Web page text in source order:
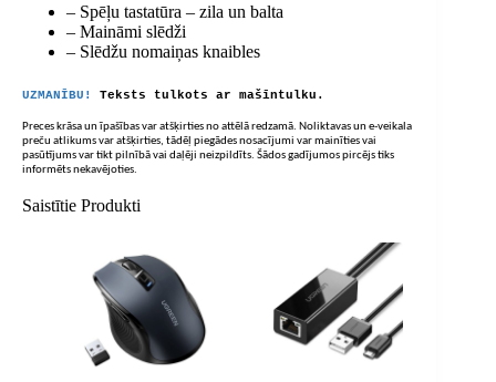
– Spēļu tastatūra – zila un balta
– Maināmi slēdži
– Slēdžu nomaiņas knaibles
UZMANĪBU! Teksts tulkots ar mašīntulku.
Preces krāsa un īpašības var atšķirties no attēlā redzamā. Noliktavas un e-veikala
preču atlikums var atšķirties, tādēļ piegādes nosacījumi var mainīties vai
pasūtījums var tikt pilnībā vai daļēji neizpildīts. Šādos gadījumos pircējs tiks
informēts nekavējoties.
Saistītie Produkti